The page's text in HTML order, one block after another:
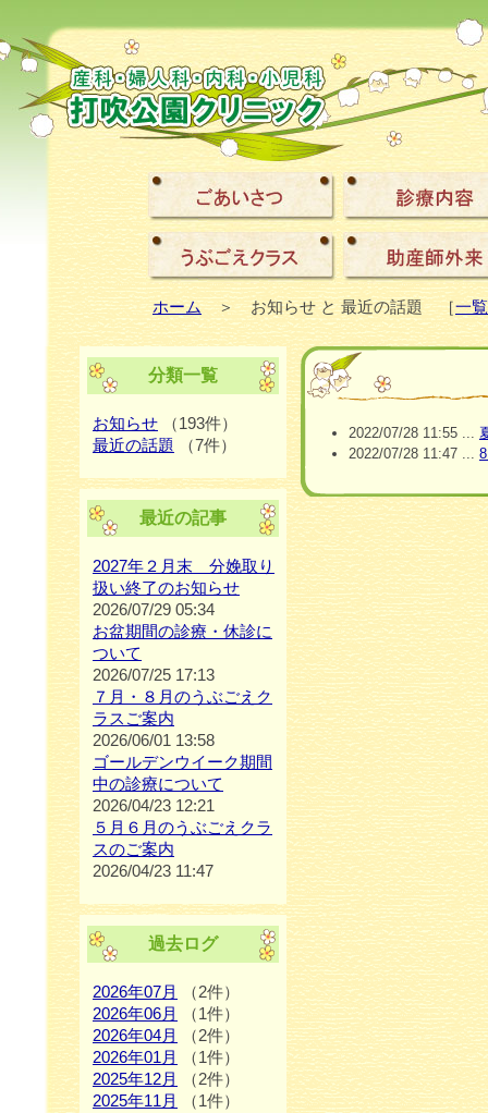
ホーム＞ お知らせ と 最近の話題 ［一
2022/07/28 11:55 ...
2022/07/28 11:47 ...
分類一覧
お知らせ （193件）
最近の話題
（7件）
最近の記事
2027年２月末 分娩取り
扱い終了のお知らせ
2026/07/29 05:34
お盆期間の診療・休診に
ついて
2026/07/25 17:13
７月・８月のうぶごえク
ラスご案内
2026/06/01 13:58
ゴールデンウイーク期間
中の診療について
2026/04/23 12:21
５月６月のうぶごえクラ
スのご案内
2026/04/23 11:47
過去ログ
2026年07月
（2件）
2026年06月
（1件）
2026年04月
（2件）
2026年01月
（1件）
2025年12月
（2件）
2025年11月
（1件）